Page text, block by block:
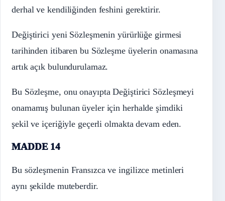
derhal ve kendiliğinden feshini gerektirir.
Değiştirici yeni Sözleşmenin yürürlüğe girmesi
tarihinden itibaren bu Sözleşme üyelerin onamasına
artık açık bulundurulamaz.
Bu Sözleşme, onu onayıpta Değiştirici Sözleşmeyi
onamamış bulunan üyeler için herhalde şimdiki
şekil ve içeriğiyle geçerli olmakta devam eden.
MADDE 14
Bu sözleşmenin Fransızca ve ingilizce metinleri
aynı şekilde muteberdir.